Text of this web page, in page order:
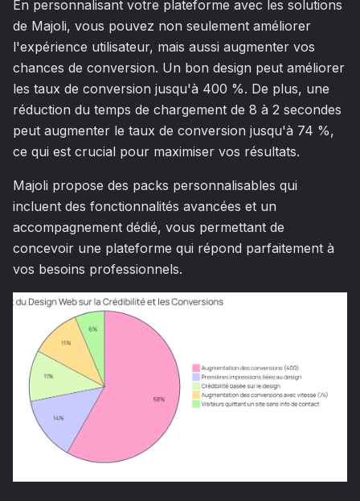
En personnalisant votre plateforme avec les solutions
de Majoli, vous pouvez non seulement améliorer
l'expérience utilisateur, mais aussi augmenter vos
chances de conversion. Un bon design peut améliorer
les taux de conversion jusqu'à 400 %. De plus, une
réduction du temps de chargement de 8 à 2 secondes
peut augmenter le taux de conversion jusqu'à 74 %,
ce qui est crucial pour maximiser vos résultats.
Majoli propose des packs personnalisables qui
incluent des fonctionnalités avancées et un
accompagnement dédié, vous permettant de
concevoir une plateforme qui répond parfaitement à
vos besoins professionnels.